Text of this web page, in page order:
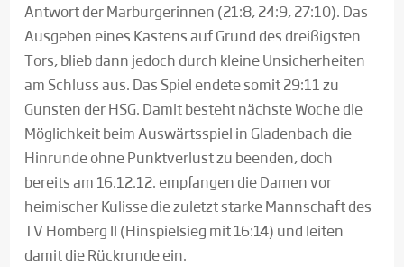
Antwort der Marburgerinnen (21:8, 24:9, 27:10). Das
Ausgeben eines Kastens auf Grund des dreißigsten
Tors, blieb dann jedoch durch kleine Unsicherheiten
am Schluss aus. Das Spiel endete somit 29:11 zu
Gunsten der HSG. Damit besteht nächste Woche die
Möglichkeit beim Auswärtsspiel in Gladenbach die
Hinrunde ohne Punktverlust zu beenden, doch
bereits am 16.12.12. empfangen die Damen vor
heimischer Kulisse die zuletzt starke Mannschaft des
TV Homberg II (Hinspielsieg mit 16:14) und leiten
damit die Rückrunde ein.